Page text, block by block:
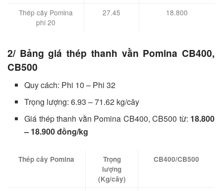
Thép cây Pomina
phi 20
27.45 18.800
2/ Bảng giá thép thanh vằn Pomina CB400,
CB500
Quy cách: Phi 10 – Phi 32
Trọng lượng: 6.93 – 71.62 kg/cây
Giá thép thanh vằn Pomina CB400, CB500 từ: 18.800
– 18.900 đồng/kg
Thép cây Pomina
Trọng
lượng
(Kg/cây)
CB400/CB500